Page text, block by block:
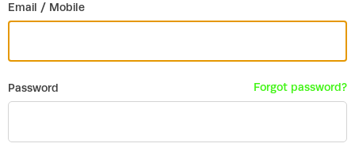
Email / Mobile
Password Forgot password?